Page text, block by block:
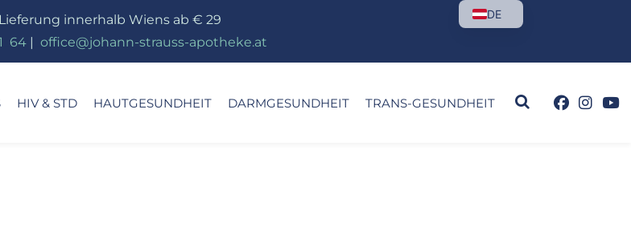
innerhalb Wiens ab € 29
64 office@johann-strauss-apotheke.at
HIV & STD HAUTGESUNDHEIT DARMGESUNDHEIT TRANS-GESUNDHEIT
DE